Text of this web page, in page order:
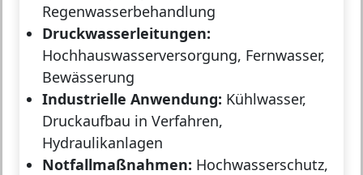
Regenwasserbehandlung
Druckwasserleitungen:
Hochhauswasserversorgung, Fernwasser,
Bewässerung
Industrielle Anwendung: Kühlwasser,
Druckaufbau in Verfahren,
Hydraulikanlagen
Notfallmaßnahmen: Hochwasserschutz,